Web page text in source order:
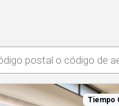
Tiempo